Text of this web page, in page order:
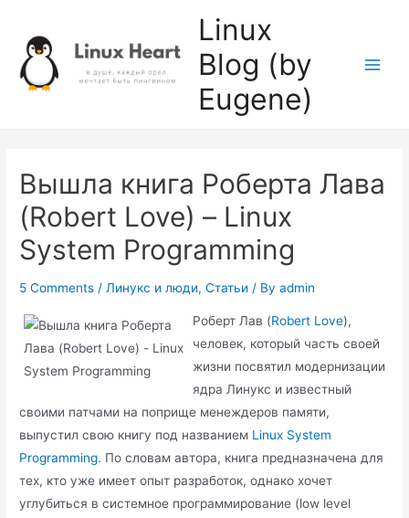
content
Linux
Blog (by
Eugene)
Вышла книга Роберта Лава
(Robert Love) – Linux
System Programming
5 Comments /Линукс и люди,Статьи / Byadmin
Роберт Лав (Robert Love),
человек, который часть своей
жизни посвятил модернизации
ядра Линукс и известный
своими патчами на поприще менеждеров памяти,
выпустил свою книгу под названием Linux System
Programming. По словам автора, книга предназначена для
тех, кто уже имеет опыт разработок, однако хочет
углубиться в системное программирование (low level